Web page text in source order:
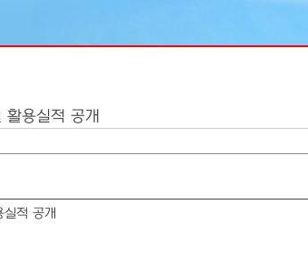
용실적 공개
적 공개